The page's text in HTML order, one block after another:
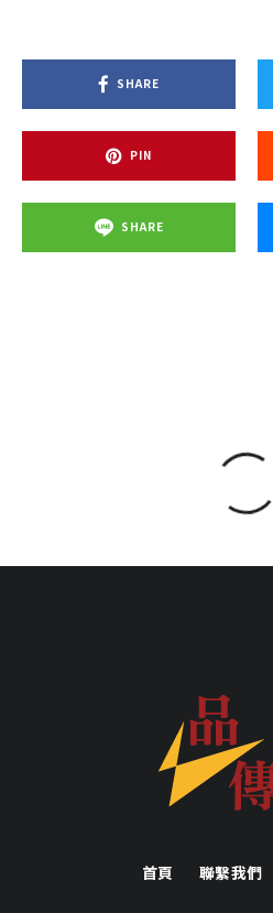
SHARE
PIN
SHARE
首頁 聯繫我們